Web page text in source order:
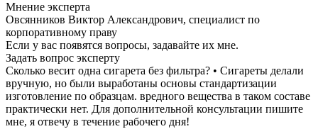
Мнение эксперта
Овсянников Виктор Александрович, специалист по
корпоративному праву
Если у вас появятся вопросы, задавайте их мне.
Задать вопрос эксперту
Сколько весит одна сигарета без фильтра? • Сигареты делали
вручную, но были выработаны основы стандартизации
изготовление по образцам. вредного вещества в таком составе
практически нет. Для дополнительной консультации пишите
мне, я отвечу в течение рабочего дня!